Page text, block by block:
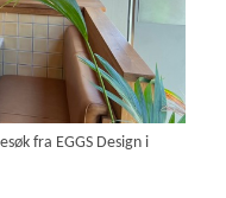
fra EGGS Design i